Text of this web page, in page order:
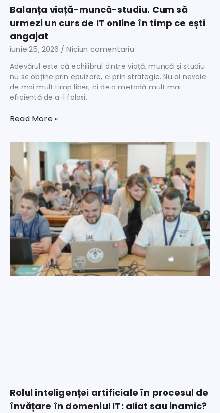
Balanța viață-muncă-studiu. Cum să
urmezi un curs de IT online în timp ce ești
angajat
iunie 25, 2026 Niciun comentariu
Adevărul este că echilibrul dintre viață, muncă și studiu
nu se obține prin epuizare, ci prin strategie. Nu ai nevoie
de mai mult timp liber, ci de o metodă mult mai
eficientă de a-l folosi.
Read More »
Rolul inteligenței artificiale în procesul de
învățare în domeniul IT: aliat sau inamic?